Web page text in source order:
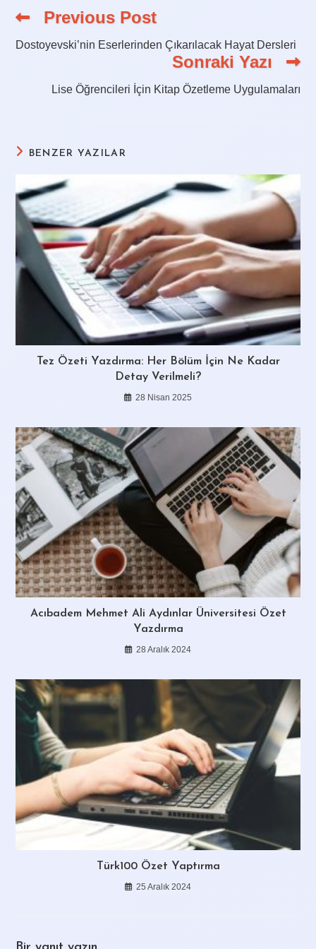
Read
articles
Previous Post
Dostoyevski’nin Eserlerinden Çıkarılacak Hayat Dersleri
Sonraki Yazı
Lise Öğrencileri İçin Kitap Özetleme Uygulamaları
BENZER YAZILAR
Tez Özeti Yazdırma: Her Bölüm İçin Ne Kadar
Detay Verilmeli?
28 Nisan 2025
Acıbadem Mehmet Ali Aydınlar Üniversitesi Özet
Yazdırma
28 Aralık 2024
Türk100 Özet Yaptırma
25 Aralık 2024